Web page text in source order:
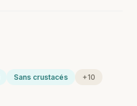
Sans crustacés +10